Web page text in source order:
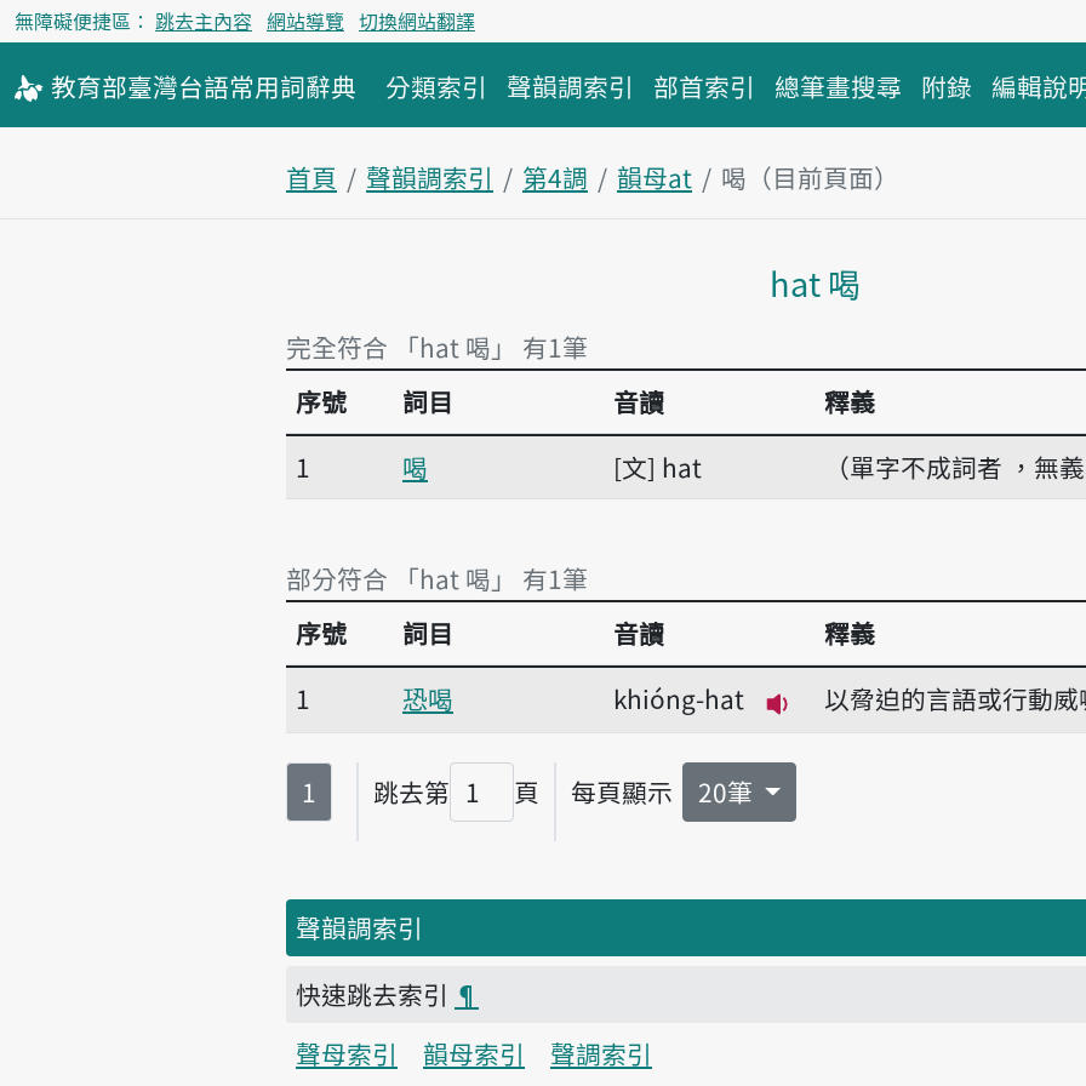
無障礙便捷區： 跳去主內容 網站導覽 切換網站翻譯
教育部臺灣台語常用詞辭典 分類索引 聲韻調索引 部首索引 總筆畫搜尋 附錄 編輯說
首頁 聲韻調索引 第4調 韻母at
喝（目前頁面）
hat 喝
完全符合 「hat 喝」 有1筆
完全符合 「hat 喝」 有1筆
序號 詞目 音讀
釋義
1
喝 文 hat （單字不成詞者 ，無
部分符合 「hat 喝」 有1筆
部分符合 「hat 喝」 有1筆
序號 詞目 音讀
釋義
1
恐喝
khióng-hat
播放音讀khióng-hat
以脅迫的言語或行動
第
1 跳去第
頁碼
頁 每頁顯示 20筆
聲韻調索引
快速跳去索引 ¶
聲母索引
韻母索引 聲調索引